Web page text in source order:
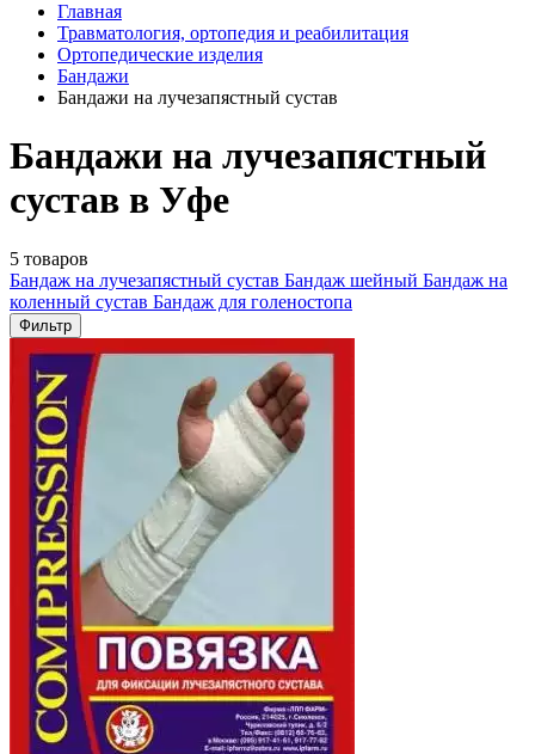
Главная
Травматология, ортопедия и реабилитация
Ортопедические изделия
Бандажи
Бандажи на лучезапястный сустав
Бандажи на лучезапястный
сустав в Уфе
5 товаров
Бандаж на лучезапястный сустав Бандаж шейный Бандаж на
коленный сустав Бандаж для голеностопа
Фильтр